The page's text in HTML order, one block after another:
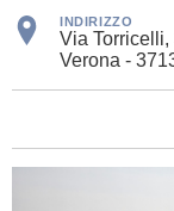
INDIRIZZO
Via Torricelli,
Verona -